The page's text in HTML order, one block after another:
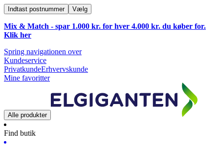
Indtast postnummer Vælg
Mix & Match - spar 1.000 kr. for hver 4.000 kr. du køber for.
Klik her
Spring navigationen over
Kundeservice
PrivatkundeErhvervskunde
Mine favoritter
Alle produkter
Find butik